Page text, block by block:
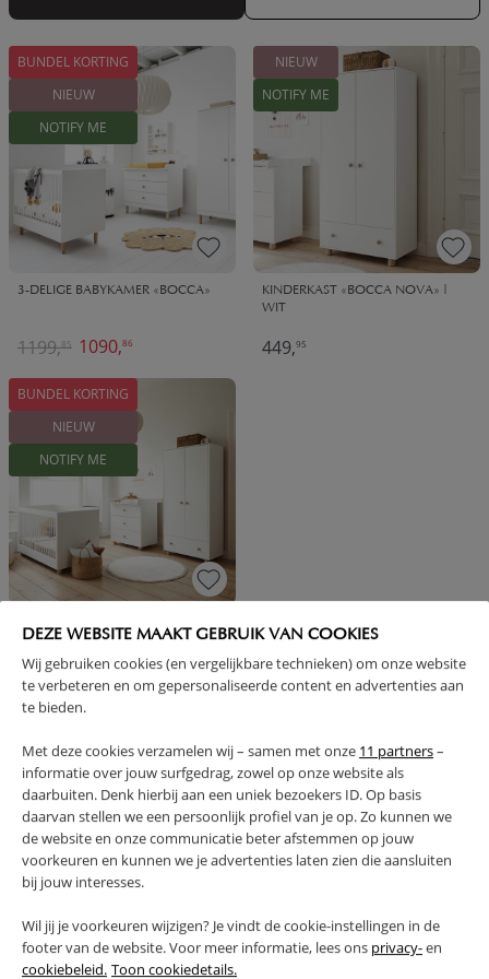
DEZE WEBSITE MAAKT GEBRUIK VAN COOKIES
Wij gebruiken cookies (en vergelijkbare technieken) om onze website
te verbeteren en om gepersonaliseerde content en advertenties aan
te bieden.
Met deze cookies verzamelen wij – samen met onze 11 partners–
informatie over jouw surfgedrag, zowel op onze website als
daarbuiten. Denk hierbij aan een uniek bezoekers ID. Op basis
daarvan stellen we een persoonlijk profiel van je op. Zo kunnen we
de website en onze communicatie beter afstemmen op jouw
voorkeuren en kunnen we je advertenties laten zien die aansluiten
bij jouw interesses.
Wil jij je voorkeuren wijzigen? Je vindt de cookie-instellingen in de
footer van de website. Voor meer informatie, lees ons privacy-en
cookiebeleid. Toon cookiedetails.
BUNDEL KORTING
NIEUW
NOTIFY ME
3-DELIGE BABYKAMER «BOCCA»
1090,86
1199,85
NIEUW
NOTIFY ME
KINDERKAST «BOCCA NOVA» |
WIT
449,95
BUNDEL KORTING
NIEUW
NOTIFY ME
NOVA» 3-DELIG | MEEGROEIBED,
COMMODE EN KAST | WIT
1099,95
1249,85
1 - 3 van 3 resultaten
VEEL BERGRUIMTE IN EEN